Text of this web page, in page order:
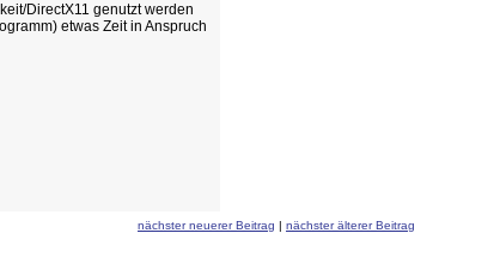
DirectX11 genutzt werden
etwas Zeit in Anspruch
nächster neuerer Beitrag | nächster älterer Beitrag